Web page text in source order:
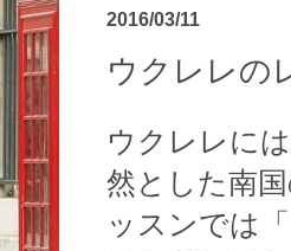
2016/03/11
ウクレレの
ウクレレに
然とした南
ッスンでは